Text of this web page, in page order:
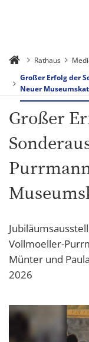
Rathaus
Großer Erfolg der
Neuer
Großer
Vollmoeller-
Münter und
2026